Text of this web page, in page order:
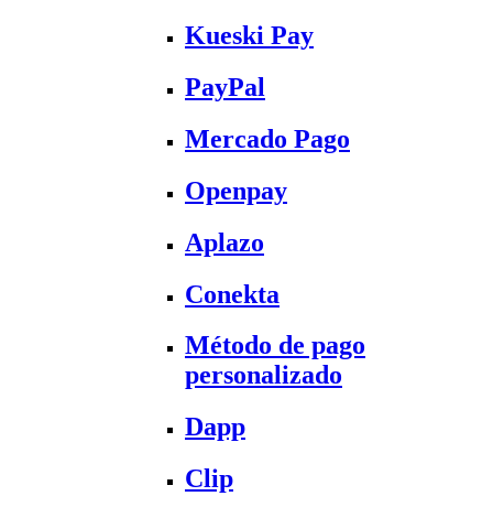
Kueski Pay
PayPal
Mercado Pago
Openpay
Aplazo
Conekta
Método de pago
personalizado
Dapp
Clip